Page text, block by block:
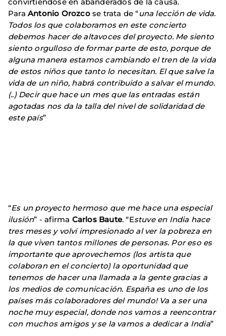
Para Antonio Orozcose trata de “una lección de vida.
Todos los que colaboramos en este concierto
debemos hacer de altavoces del proyecto. Me siento
siento orgulloso de formar parte de esto, porque de
alguna manera estamos cambiando el tren de la vida
de estos niños que tanto lo necesitan. El que salve la
vida de un niño, habrá contribuido a salvar el mundo.
(..) Decir que hace un mes que las entradas están
agotadas nos da la talla del nivel de solidaridad de
este país”
“Es un proyecto hermoso que me hace una especial
ilusión” - afirma Carlos Baute. “Estuve en India hace
tres meses y volví impresionado al ver la pobreza en
la que viven tantos millones de personas. Por eso es
importante que aprovechemos (los artista que
colaboran en el concierto) la oportunidad que
tenemos de hacer una llamada a la gente gracias a
los medios de comunicación. España es uno de los
países más colaboradores del mundo! Va a ser una
noche muy especial, donde nos vamos a reencontrar
con muchos amigos y se la vamos a dedicar a India”